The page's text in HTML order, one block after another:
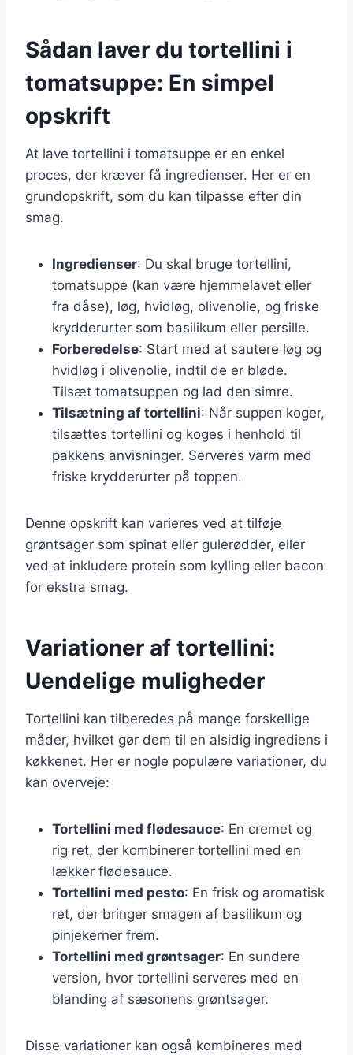
Sådan laver du tortellini i
tomatsuppe: En simpel
opskrift
At lave tortellini i tomatsuppe er en enkel
proces, der kræver få ingredienser. Her er en
grundopskrift, som du kan tilpasse efter din
smag.
Ingredienser: Du skal bruge tortellini,
tomatsuppe (kan være hjemmelavet eller
fra dåse), løg, hvidløg, olivenolie, og friske
krydderurter som basilikum eller persille.
Forberedelse: Start med at sautere løg og
hvidløg i olivenolie, indtil de er bløde.
Tilsæt tomatsuppen og lad den simre.
Tilsætning af tortellini: Når suppen koger,
tilsættes tortellini og koges i henhold til
pakkens anvisninger. Serveres varm med
friske krydderurter på toppen.
Denne opskrift kan varieres ved at tilføje
grøntsager som spinat eller gulerødder, eller
ved at inkludere protein som kylling eller bacon
for ekstra smag.
Variationer af tortellini:
Uendelige muligheder
Tortellini kan tilberedes på mange forskellige
måder, hvilket gør dem til en alsidig ingrediens i
køkkenet. Her er nogle populære variationer, du
kan overveje:
Tortellini med flødesauce: En cremet og
rig ret, der kombinerer tortellini med en
lækker flødesauce.
Tortellini med pesto: En frisk og aromatisk
ret, der bringer smagen af basilikum og
pinjekerner frem.
Tortellini med grøntsager: En sundere
version, hvor tortellini serveres med en
blanding af sæsonens grøntsager.
Disse variationer kan også kombineres med